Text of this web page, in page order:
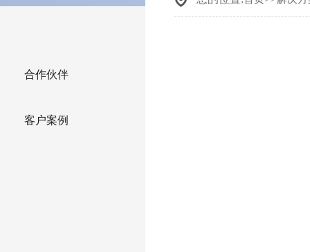
合作伙伴
客户案例